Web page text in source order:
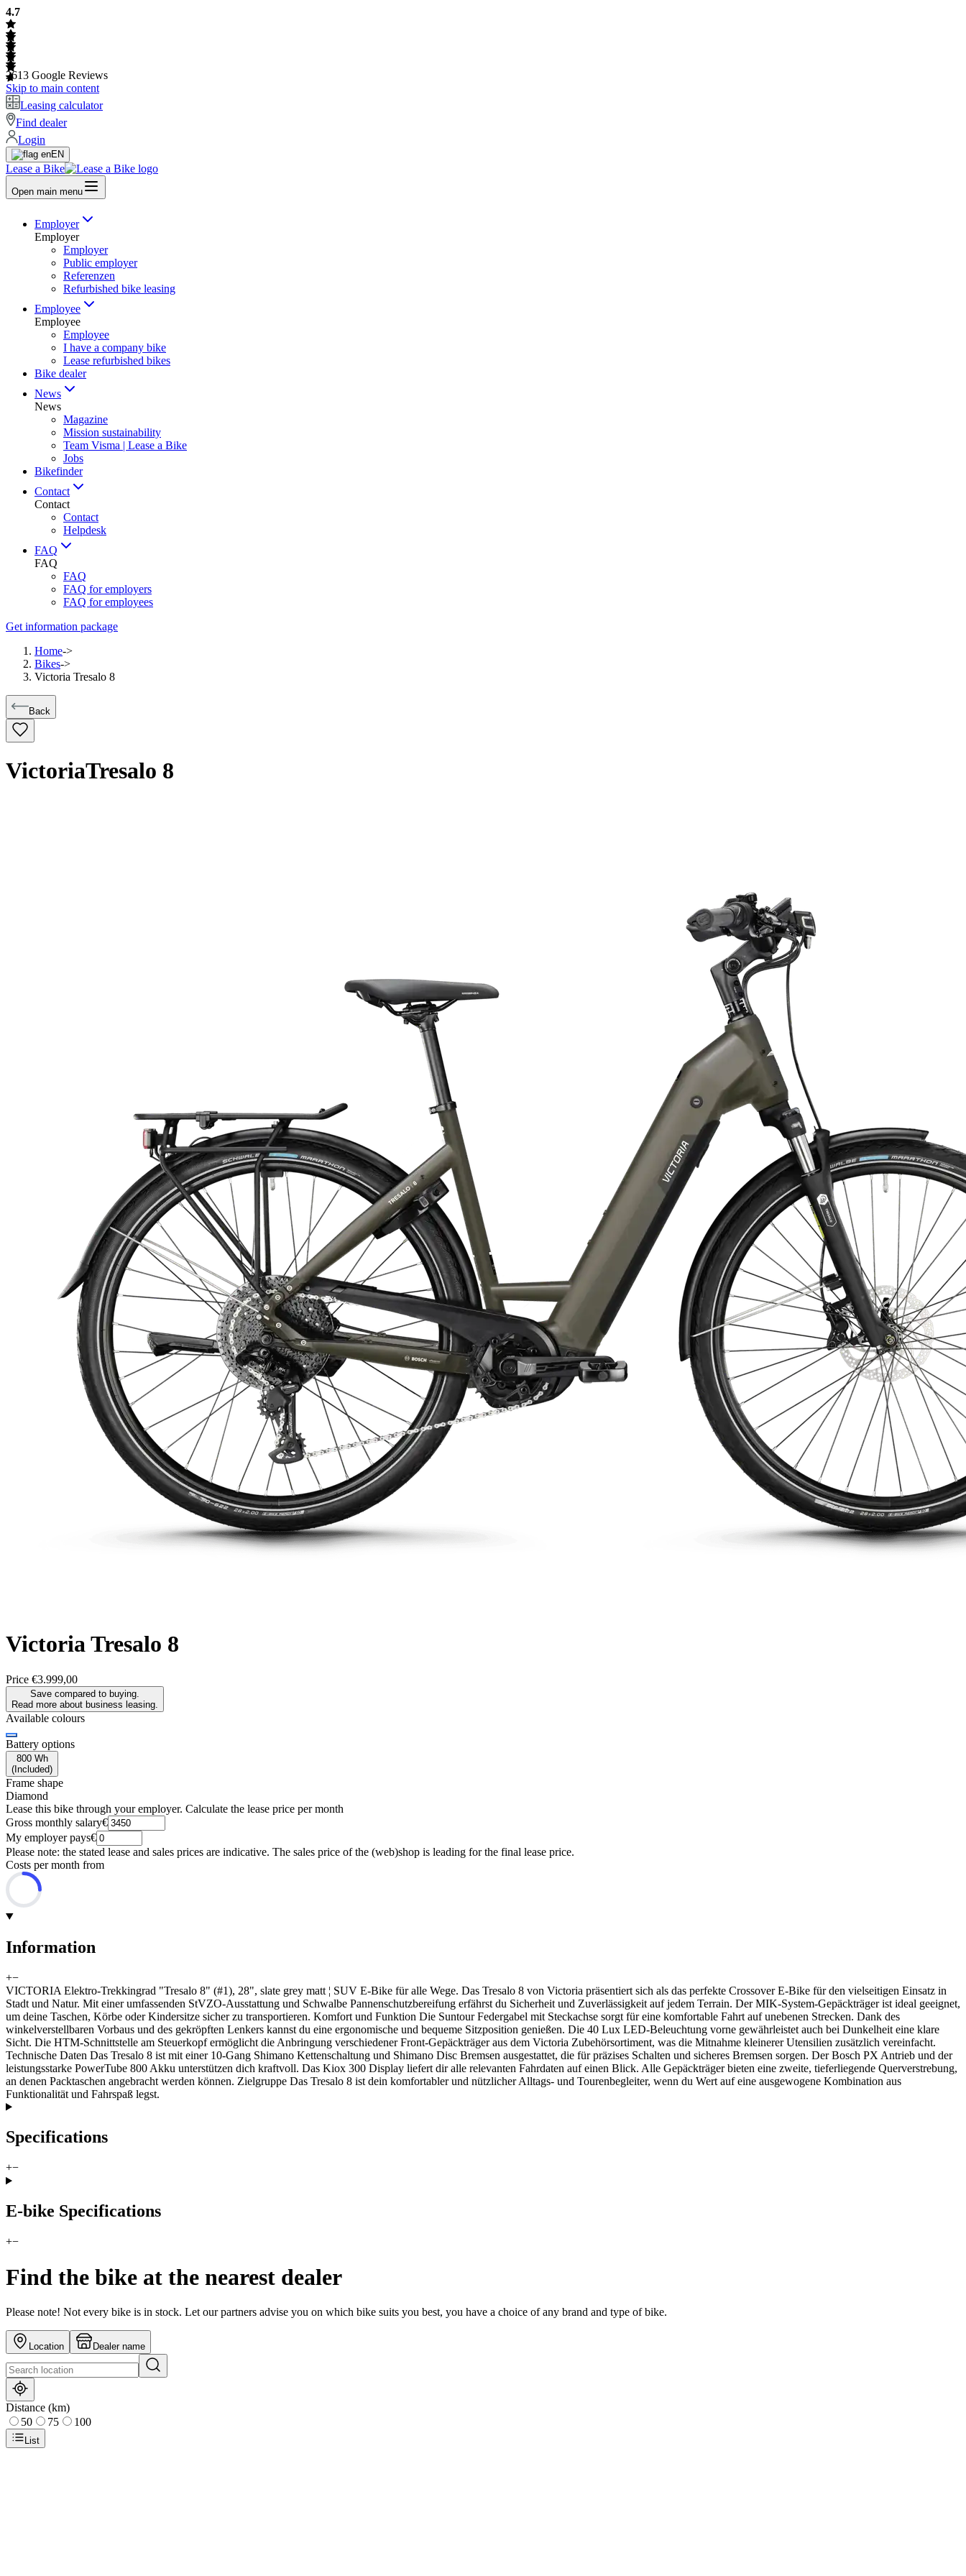
4.7
2613 Google Reviews
Skip to main content
Leasing calculator
Find dealer
Login
EN
Lease a Bike
Open main menu
Employer
Employer
Employer
Public employer
Referenzen
Refurbished bike leasing
Employee
Employee
Employee
I have a company bike
Lease refurbished bikes
Bike dealer
News
News
Magazine
Mission sustainability
Team Visma | Lease a Bike
Jobs
Bikefinder
Contact
Contact
Contact
Helpdesk
FAQ
FAQ
FAQ
FAQ for employers
FAQ for employees
Get information package
Home->
Bikes->
Victoria Tresalo 8
Back
VictoriaTresalo 8
VictoriaTresalo 8
Price €3.999,00
Save compared to buying.
Read more about business leasing.
Available colours
Battery options
800 Wh
( Included)
Frame shape
Diamond
Lease this bike through your employer. Calculate the lease price per month
Gross monthly salary€
My employer pays€
Please note: the stated lease and sales prices are indicative. The sales price of the (web)shop is leading for the final lease price.
Costs per month from
Information
+−
VICTORIA Elektro-Trekkingrad "Tresalo 8" (#1), 28", slate grey matt ¦ SUV E-Bike für alle Wege. Das Tresalo 8 von Victoria präsentiert sich als das perfekte Crossover E-Bike für den vielseitigen Einsatz in
Stadt und Natur. Mit einer umfassenden StVZO-Ausstattung und Schwalbe Pannenschutzbereifung erfährst du Sicherheit und Zuverlässigkeit auf jedem Terrain. Der MIK-System-Gepäckträger ist ideal geeignet,
um deine Taschen, Körbe oder Kindersitze sicher zu transportieren. Komfort und Funktion Die Suntour Federgabel mit Steckachse sorgt für eine komfortable Fahrt auf unebenen Strecken. Dank des
winkelverstellbaren Vorbaus und des gekröpften Lenkers kannst du eine ergonomische und bequeme Sitzposition genießen. Die 40 Lux LED-Beleuchtung vorne gewährleistet auch bei Dunkelheit eine klare
Sicht. Die HTM-Schnittstelle am Steuerkopf ermöglicht die Anbringung verschiedener Front-Gepäckträger aus dem Victoria Zubehörsortiment, was die Mitnahme kleinerer Utensilien zusätzlich vereinfacht.
Technische Daten Das Tresalo 8 ist mit einer 10-Gang Shimano Kettenschaltung und Shimano Disc Bremsen ausgestattet, die für präzises Schalten und sicheres Bremsen sorgen. Der Bosch PX Antrieb und der
leistungsstarke PowerTube 800 Akku unterstützen dich kraftvoll. Das Kiox 300 Display liefert dir alle relevanten Fahrdaten auf einen Blick. Alle Gepäckträger bieten eine zweite, tieferliegende Querverstrebung,
an denen Packtaschen angebracht werden können. Zielgruppe Das Tresalo 8 ist dein komfortabler und nützlicher Alltags- und Tourenbegleiter, wenn du Wert auf eine ausgewogene Kombination aus
Funktionalität und Fahrspaß legst.
Specifications
+−
E-bike Specifications
+−
Find the bike at the nearest dealer
Please note! Not every bike is in stock. Let our partners advise you on which bike suits you best, you have a choice of any brand and type of bike.
Location Dealer name
Distance (km)
50
75 100
List